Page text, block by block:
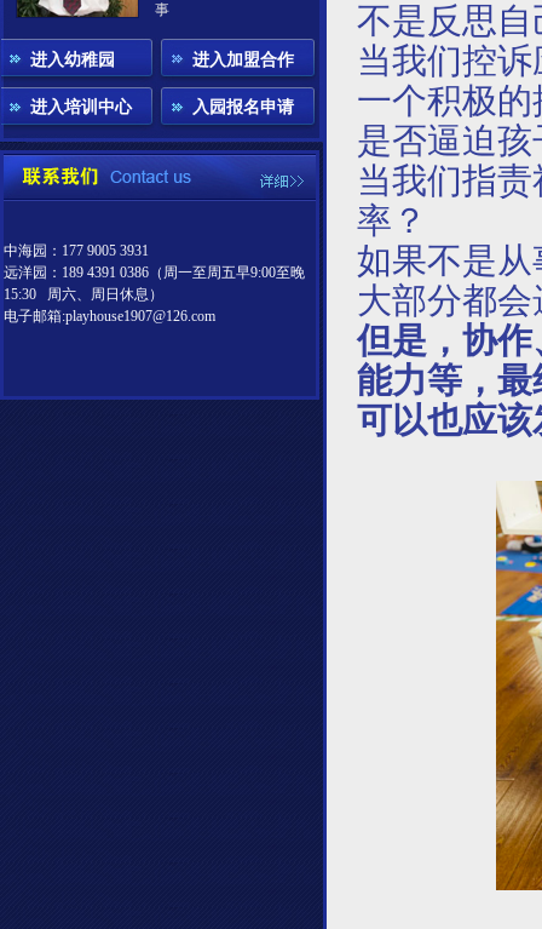
事
进入幼稚园
进入培训中心
进入加盟合作
入园报名申请
中海园：177 9005 3931
远洋园：189 4391 0386（周一至周五早9:00至晚
15:30 周六、周日休息）
电子邮箱:playhouse1907@126.com
不是反思自
当我们控
一个积极
是否逼迫
当我们指
率？
如果不是
大部分都
但是，协
能力等，
可以也应